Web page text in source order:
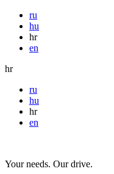
ru
hu
hr
en
hr
ru
hu
hr
en
Your needs. Our drive.